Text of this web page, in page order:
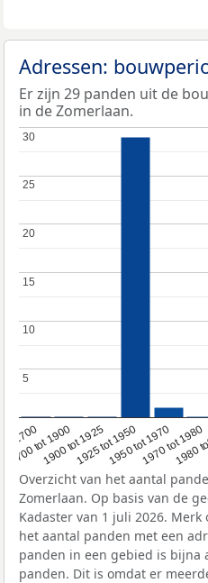
Adressen:
Er zijn 29 panden uit de
in de Zomerlaan.
1700
1700 tot 1900
1900 tot 19251925 tot 19501950 tot 19701970 tot 1980
1980
5
5
10
10
15
15
20
20
25
25
30
30
Overzicht van het aantal
Zomerlaan. Op basis van de
Kadaster van 1 juli 2026.
het aantal panden met een
panden in een gebied is bijna
panden. Dit is omdat er